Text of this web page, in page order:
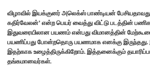
விழாவில் இயக்குனர் அலெக்ஸ் பாண்டியன் பேசியதாவது:
கதிர்வேலன்’ என்ற பெயர் வைத்து விட்டு படத்தின்
இதுவரையிலான பயணம் என்பது விமானத்தின் மேற்கூரை
பயணிப்பது போன்றதொரு பயணமாக எனக்கு
இதற்காக உழைத்திருக்கிறோம். இத்தனைக்கும்
தங்கமானவர்கள்.